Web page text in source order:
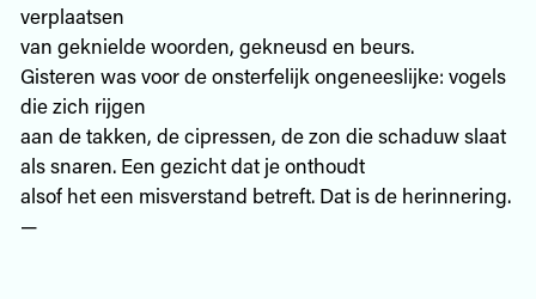
verplaatsen
van geknielde woorden, gekneusd en beurs.
Gisteren was voor de onsterfelijk ongeneeslijke: vogels
die zich rijgen
aan de takken, de cipressen, de zon die schaduw slaat
als snaren. Een gezicht dat je onthoudt
alsof het een misverstand betreft. Dat is de herinnering.
—